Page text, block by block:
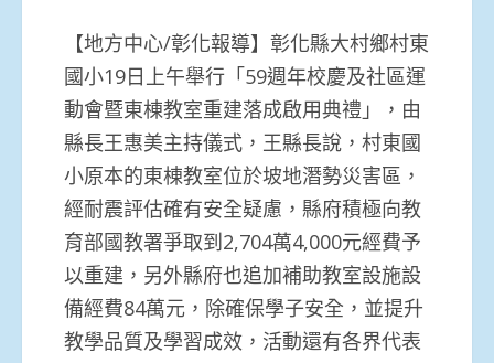
【地方中心/彰化報導】彰化縣大村鄉村東
國小19日上午舉行「59週年校慶及社區運
動會暨東棟教室重建落成啟用典禮」，由
縣長王惠美主持儀式，王縣長說，村東國
小原本的東棟教室位於坡地潛勢災害區，
經耐震評估確有安全疑慮，縣府積極向教
育部國教署爭取到2,704萬4,000元經費予
以重建，另外縣府也追加補助教室設施設
備經費84萬元，除確保學子安全，並提升
教學品質及學習成效，活動還有各界代表